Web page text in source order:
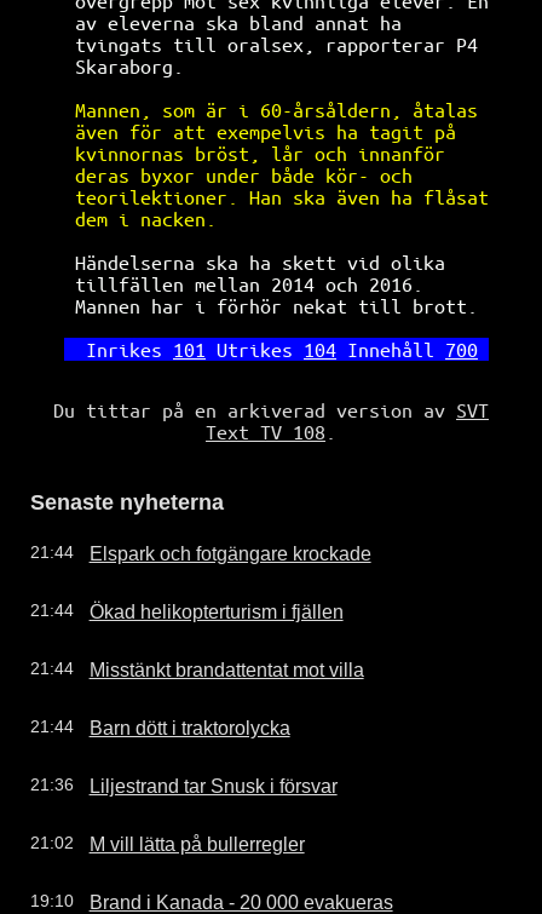
av eleverna ska bland annat ha
tvingats till oralsex, rapporterar P4
Skaraborg.
Mannen, som är i 60-årsåldern, åtalas
även för att exempelvis ha tagit på
kvinnornas bröst, lår och innanför
deras byxor under både kör- och
teorilektioner. Han ska även ha flåsat
dem i nacken.
Händelserna ska ha skett vid olika
tillfällen mellan 2014 och 2016.
Mannen har i förhör nekat till brott.
Inrikes 101 Utrikes 104 Innehåll 700
Du tittar på en arkiverad version av SVT
Text TV 108
Senaste nyheterna
21:44 Elspark och fotgängare krockade
21:44 Ökad helikopterturism i fjällen
21:44 Misstänkt brandattentat mot villa
21:44 Barn dött i traktorolycka
21:36 Liljestrand tar Snusk i försvar
21:02 M vill lätta på bullerregler
19:10 Brand i Kanada - 20 000 evakueras